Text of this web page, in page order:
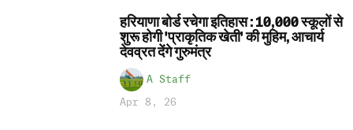
हरियाणा बोर्ड रचेगा इतिहास : 10,000 स्कूलों से
शुरू होगी 'प्राकृतिक खेती' की मुहिम, आचार्य
देवव्रत देंगे गुरुमंत्र
A Staff
Apr 8, 26